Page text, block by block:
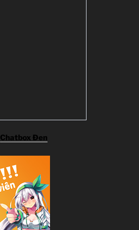
Chatbox Đen